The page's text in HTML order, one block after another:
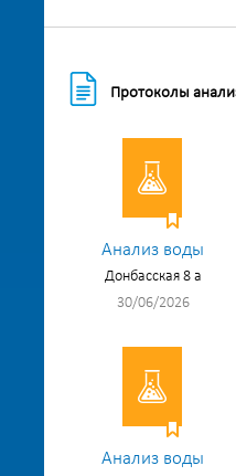
Протоколы
Анализ воды
Донбасская 8 а
30/06/2026
Анализ воды